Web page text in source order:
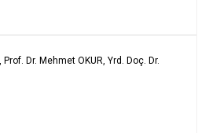
Prof. Dr. Mehmet OKUR, Yrd. Doç. Dr.